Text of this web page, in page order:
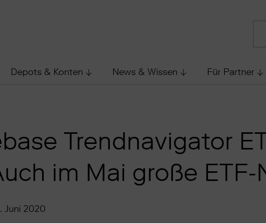
Depots & Konten News & Wissen Für Partner
Trendnavigator
im Mai große
Juni 2020